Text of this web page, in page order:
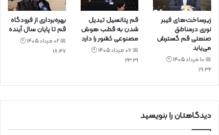
زیرساخت‌های فیبر
نوری درمناطق
صنعتی قم گسترش
می‌یابد
📅 10 مرداد 1405 🕙
19:32
قم پتانسیل تبدیل
شدن به قطب هوش
مصنوعی کشور را دارد
📅 06 مرداد 1405 🕙
23:31
بهره‌برداری از فرودگاه
قم تا پایان سال آینده
📅 02 مرداد 1405 🕙
18:47
دیدگاهتان را بنویسید